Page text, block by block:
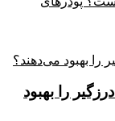
را بهبود